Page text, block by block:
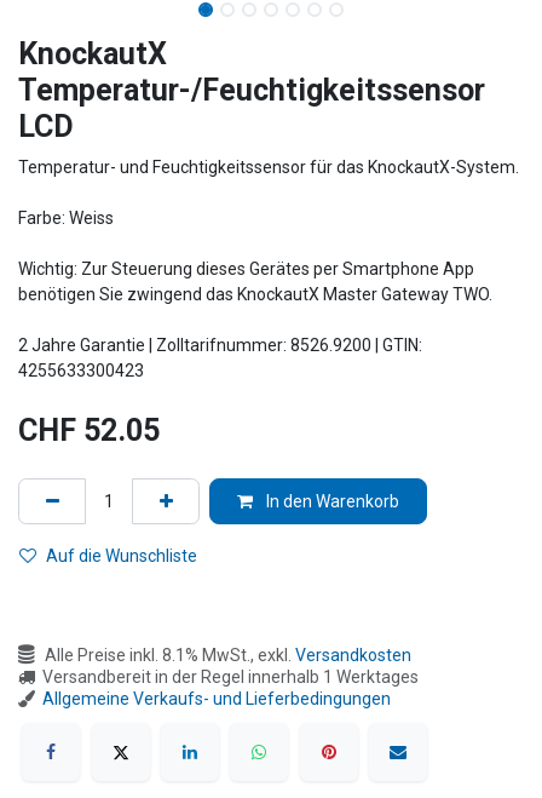
KnockautX
Temperatur-/Feuchtigkeitssensor
LCD
Temperatur- und Feuchtigkeitssensor für das KnockautX-System.
Farbe: Weiss
Wichtig: Zur Steuerung dieses Gerätes per Smartphone App
benötigen Sie zwingend das KnockautX Master Gateway TWO.
2 Jahre Garantie | Zolltarifnummer: 8526.9200 | GTIN:
4255633300423
CHF 52.05
In den Warenkorb
Auf die Wunschliste
Alle Preise inkl. 8.1% MwSt., exkl. Versandkosten
Versandbereit in der Regel innerhalb 1 Werktages
Allgemeine Verkaufs- und Lieferbedingungen